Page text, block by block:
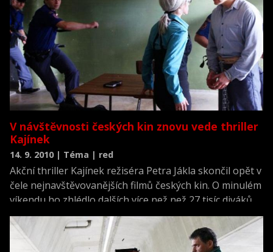
V návštěvnosti českých kin znovu vede thriller
Kajínek
14. 9. 2010 | Téma | red
Akční thriller Kajínek režiséra Petra Jákla skončil opět v
čele nejnavštěvovanějších filmů českých kin. O minulém
víkendu ho zhlédlo dalších více než než 27 tisíc diváků.
Projekt inspirovaný skutečným případem Jiřího Kajínka
má na kontě tržby přesahující 72 milionů korun.